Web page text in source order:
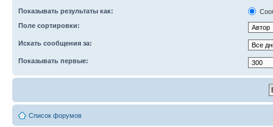
Показывать результаты как:
Поле сортировки:
Искать сообщения за:
Показывать первые:
Список форумов